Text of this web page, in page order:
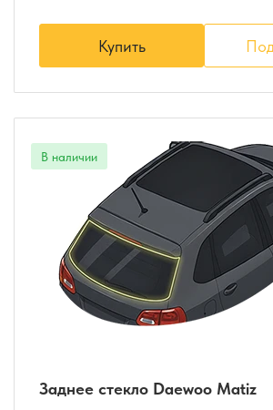
Купить
Заднее стекло Daewoo Matiz